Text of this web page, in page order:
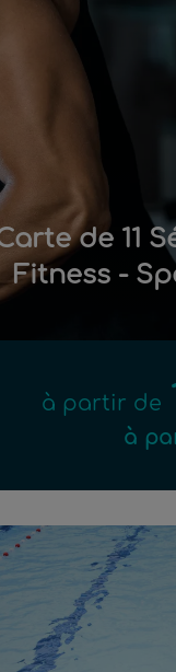
de 11
Fitness -
à partir de
à